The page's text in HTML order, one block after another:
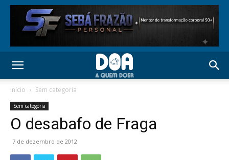
Início Sem categoria
Sem categoria
O desabafo de Fraga
7 de dezembro de 2012